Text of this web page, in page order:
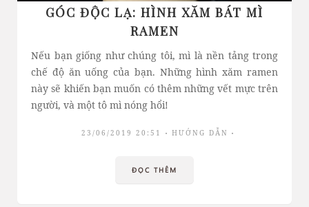
GÓC ĐỘC LẠ: HÌNH XĂM BÁT MÌ
RAMEN
Nếu bạn giống như chúng tôi, mì là nền tảng trong
chế độ ăn uống của bạn. Những hình xăm ramen
này sẽ khiến bạn muốn có thêm những vết mực trên
người, và một tô mì nóng hổi!
23/06/2019 20:51 HƯỚNG DẪN
ĐỌC THÊM